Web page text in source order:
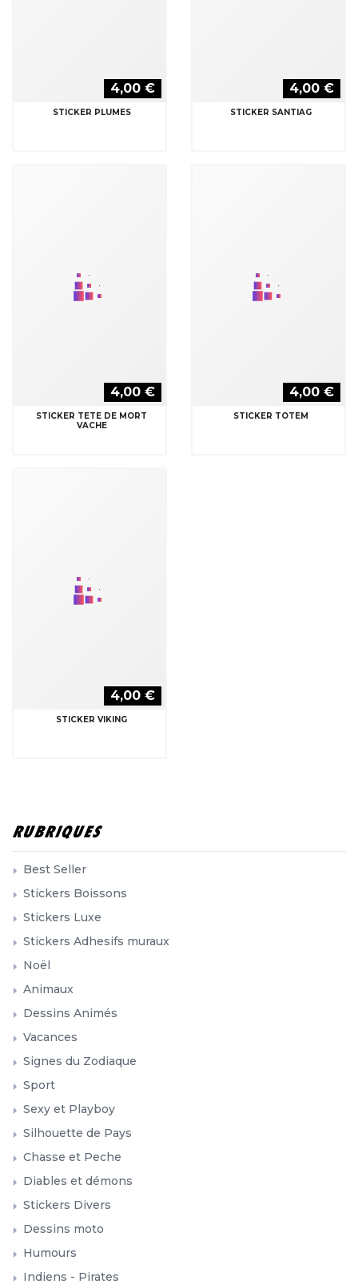
4,00 € 4,00 €
4,00 €
STICKER VIKING
Best Seller
Stickers Boissons
Dessins Animés
Silhouette de Pays
Chasse et Peche
Diables et démons
Stickers Divers
Dessins moto
Humours
Indiens - Pirates
Musique
Extra-terrestre
Personnages
Têtes de Mort
Yeux
Dragons
Fleurs
Halloween
Autocollants
Drapeaux
Smileys
Football